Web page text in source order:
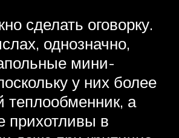
сделать оговорку.
однозначно,
мини-
у них более
а
прихотливы в